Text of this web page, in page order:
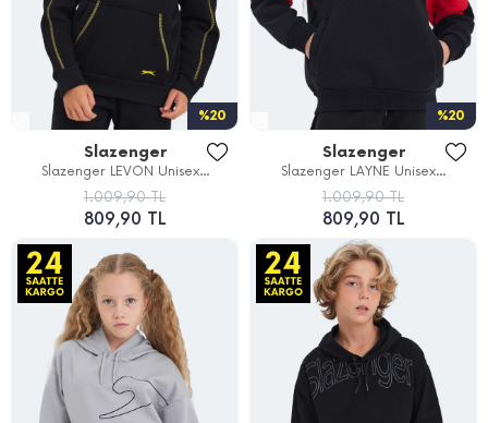
%20
Slazenger
Slazenger LEVON Unisex...
1.009,90 TL
809,90 TL
%20
Slazenger
Slazenger LAYNE Unisex...
1.009,90 TL
809,90 TL